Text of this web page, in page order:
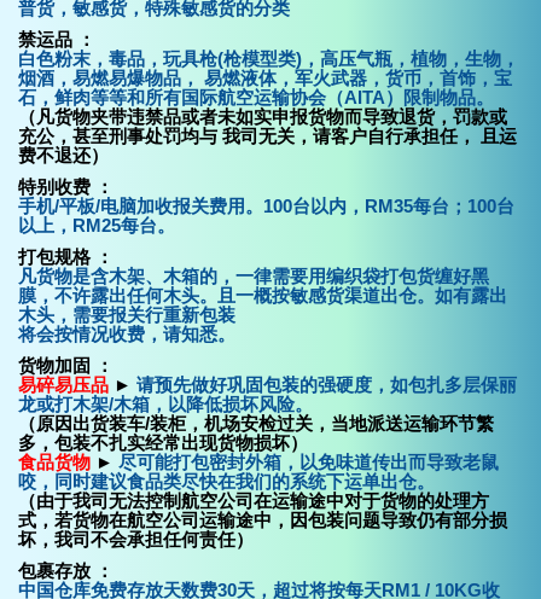
普货，敏感货，特殊敏感货的分类
禁运品 ：
白色粉末，毒品，玩具枪(枪模型类)，高压气瓶，植物，生物，
烟酒，易燃易爆物品， 易燃液体，军火武器，货币，首饰，宝
石，鲜肉等等和所有国际航空运输协会（AITA）限制物品。
（凡货物夹带违禁品或者未如实申报货物而导致退货，罚款或
充公，甚至刑事处罚均与 我司无关，请客户自行承担任， 且运
费不退还）
特别收费 ：
手机/平板/电脑加收报关费用。100台以内，RM35每台；100台
以上，RM25每台。
打包规格 ：
凡货物是含木架、木箱的，一律需要用编织袋打包货缠好黑
膜，不许露出任何木头。且一概按敏感货渠道出仓。如有露出
木头，需要报关行重新包装
将会按情况收费，请知悉。
货物加固 ：
易碎易压品 ► 请预先做好巩固包装的强硬度，如包扎多层保丽
龙或打木架/木箱，以降低损坏风险。
（原因出货装车/装柜，机场安检过关，当地派送运输环节繁
多，包装不扎实经常出现货物损坏）
食品货物 ► 尽可能打包密封外箱，以免味道传出而导致老鼠
咬，同时建议食品类尽快在我们的系统下运单出仓。
（由于我司无法控制航空公司在运输途中对于货物的处理方
式，若货物在航空公司运输途中，因包装问题导致仍有部分损
坏，我司不会承担任何责任）
包裹存放 ：
中国仓库免费存放天数费30天，超过将按每天RM1 / 10KG收